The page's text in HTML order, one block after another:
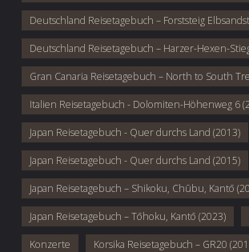
Deutschland Reisetagebuch – Forststeig
Deutschland Reisetagebuch – Harzer-Hexen-
Gran Canaria Reisetagebuch – North to South
Italien Reisetagebuch - Dolomiten-Höhenweg 6
Japan Reisetagebuch - Quer durchs Land (2013)
Japan Reisetagebuch - Quer durchs Land (2015)
Japan Reisetagebuch – Shikoku, Chūbu, Kantō
Japan Reisetagebuch – Tōhoku, Kantō (2023)
Konzerte Korsika Reisetagebuch – GR20